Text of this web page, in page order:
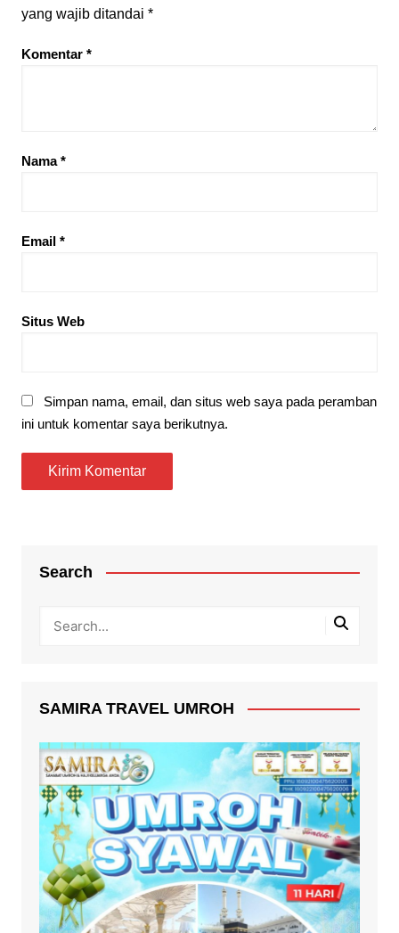
yang wajib ditandai *
Komentar *
Nama*
Email *
Situs Web
Simpan nama, email, dan situs web saya pada peramban
ini untuk komentar saya berikutnya.
Search
SAMIRA TRAVEL UMROH